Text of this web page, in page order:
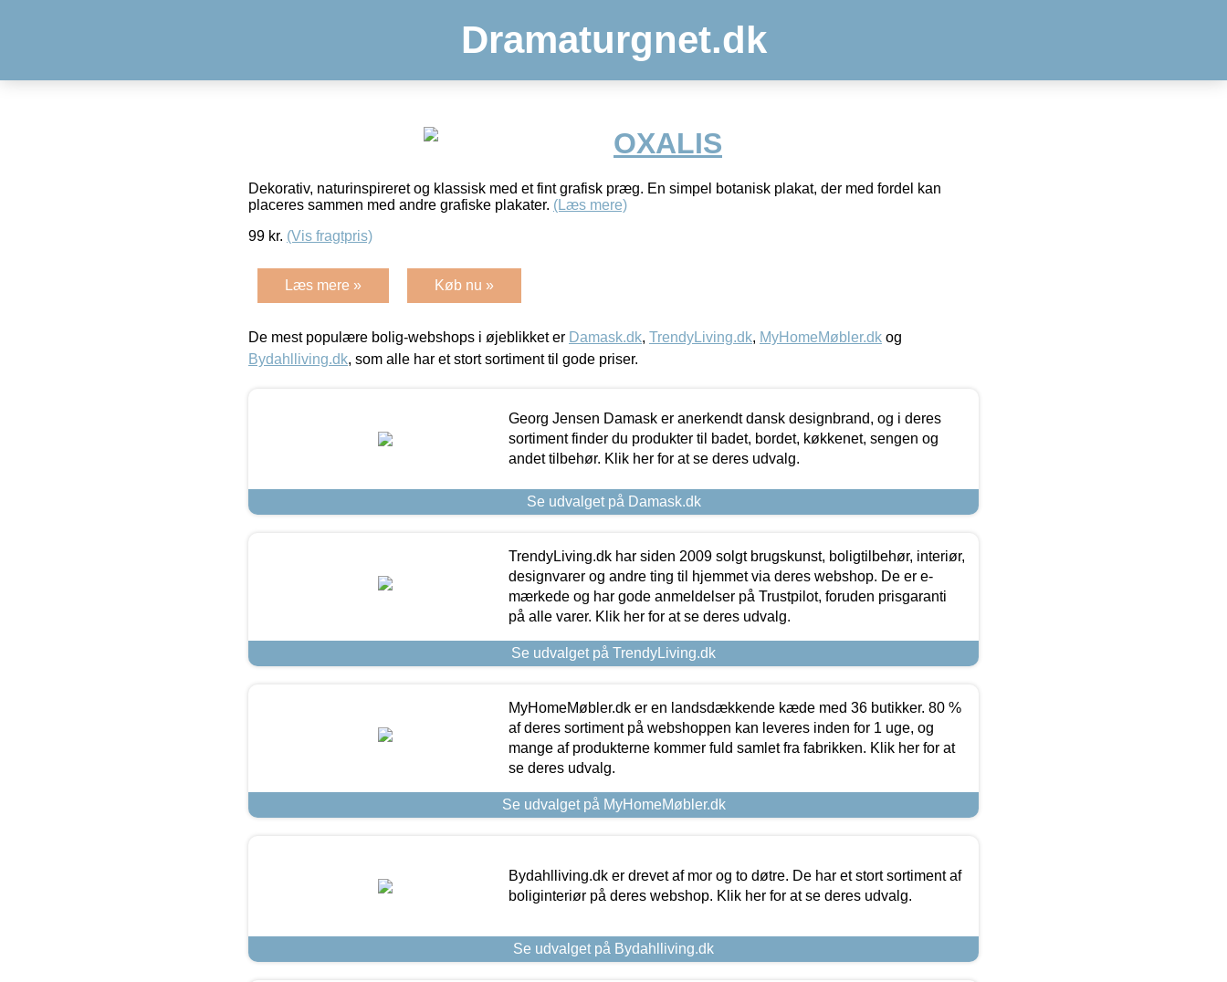
Dramaturgnet.dk
OXALIS
Dekorativ, naturinspireret og klassisk med et fint grafisk præg. En simpel botanisk plakat, der med fordel kan
placeres sammen med andre grafiske plakater. (Læs mere)
99 kr. (Vis fragtpris)
Læs mere » Køb nu »
De mest populære bolig-webshops i øjeblikket er Damask.dk, TrendyLiving.dk, MyHomeMøbler.dk og
Bydahlliving.dk, som alle har et stort sortiment til gode priser.
Georg Jensen Damask er anerkendt dansk designbrand, og i deres
sortiment finder du produkter til badet, bordet, køkkenet, sengen og
andet tilbehør. Klik her for at se deres udvalg.
Se udvalget på Damask.dk
TrendyLiving.dk har siden 2009 solgt brugskunst, boligtilbehør, interiør,
designvarer og andre ting til hjemmet via deres webshop. De er e-
mærkede og har gode anmeldelser på Trustpilot, foruden prisgaranti
på alle varer. Klik her for at se deres udvalg.
Se udvalget på TrendyLiving.dk
MyHomeMøbler.dk er en landsdækkende kæde med 36 butikker. 80 %
af deres sortiment på webshoppen kan leveres inden for 1 uge, og
mange af produkterne kommer fuld samlet fra fabrikken. Klik her for at
se deres udvalg.
Se udvalget på MyHomeMøbler.dk
Bydahlliving.dk er drevet af mor og to døtre. De har et stort sortiment af
boliginteriør på deres webshop. Klik her for at se deres udvalg.
Se udvalget på Bydahlliving.dk